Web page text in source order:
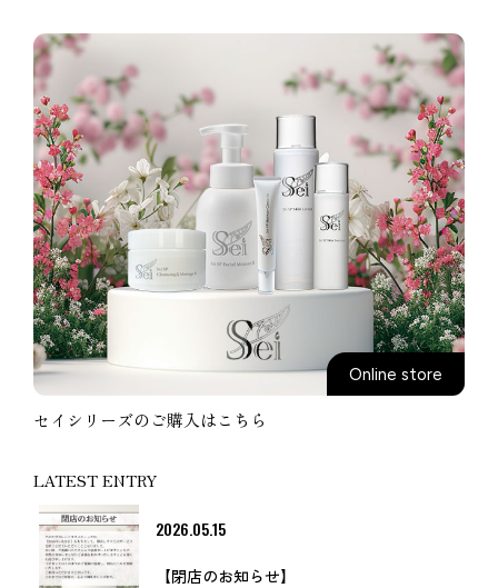
Online store
セイシリーズのご購入はこちら
LATEST ENTRY
2026.05.15
【閉店のお知らせ】